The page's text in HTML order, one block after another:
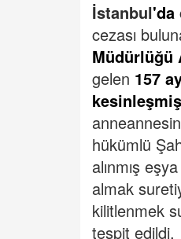
İstanbul'da
cezası
Müdürlüğü
gelen 157
hükümlü
alınmış
almak
kilitlenmek
tespit edildi.